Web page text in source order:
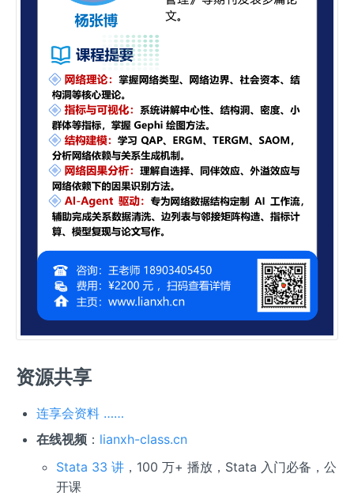
资源共享
连享会资料 ……
在线视频： lianxh-class.cn
Stata 33 讲 ，100 万+ 播放，Stata 入门必备，公
开课